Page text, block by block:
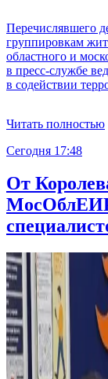
Перечислявшего
группировкам
областного и
в пресс-службе
в содействии
Читать полностью
Сегодня 17:48
От